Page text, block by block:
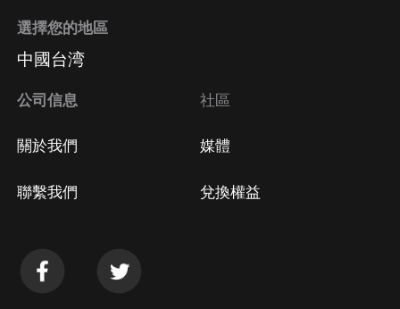
選擇您的地區
中國台湾
公司信息
關於我們
聯繫我們
社區
媒體
兌換權益